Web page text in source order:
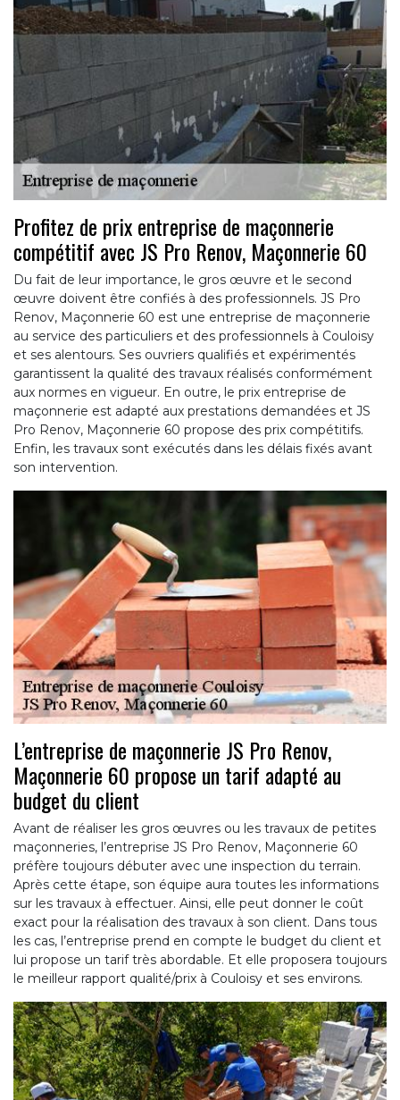
Profitez de prix entreprise de maçonnerie
compétitif avec JS Pro Renov, Maçonnerie 60
Du fait de leur importance, le gros œuvre et le second
œuvre doivent être confiés à des professionnels. JS Pro
Renov, Maçonnerie 60 est une entreprise de maçonnerie
au service des particuliers et des professionnels à Couloisy
et ses alentours. Ses ouvriers qualifiés et expérimentés
garantissent la qualité des travaux réalisés conformément
aux normes en vigueur. En outre, le prix entreprise de
maçonnerie est adapté aux prestations demandées et JS
Pro Renov, Maçonnerie 60 propose des prix compétitifs.
Enfin, les travaux sont exécutés dans les délais fixés avant
son intervention.
L’entreprise de maçonnerie JS Pro Renov,
Maçonnerie 60 propose un tarif adapté au
budget du client
Avant de réaliser les gros œuvres ou les travaux de petites
maçonneries, l’entreprise JS Pro Renov, Maçonnerie 60
préfère toujours débuter avec une inspection du terrain.
Après cette étape, son équipe aura toutes les informations
sur les travaux à effectuer. Ainsi, elle peut donner le coût
exact pour la réalisation des travaux à son client. Dans tous
les cas, l’entreprise prend en compte le budget du client et
lui propose un tarif très abordable. Et elle proposera toujours
le meilleur rapport qualité/prix à Couloisy et ses environs.